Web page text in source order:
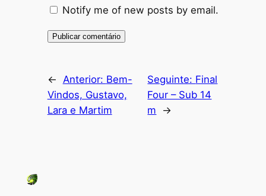
Notify me of new posts by email.
←
Anterior: Bem-
Vindos, Gustavo,
Lara e Martim
Seguinte: Final
Four – Sub 14
m
→